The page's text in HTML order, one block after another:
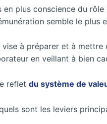
plus conscience du
semble le plus
à préparer et à
en veillant à bien
reflet du système de
sont les leviers